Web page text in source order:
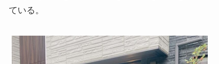
ている。